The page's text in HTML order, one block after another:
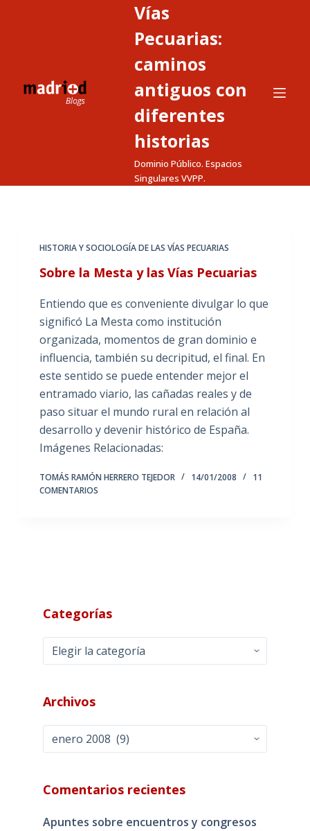
Vías
Pecuarias:
caminos
antiguos con
diferentes
historias
Dominio Público. Espacios
Singulares VVPP.
HISTORIA Y SOCIOLOGÍA DE LAS VÍAS PECUARIAS
Sobre la Mesta y las Vías Pecuarias
Entiendo que es conveniente divulgar lo que
significó La Mesta como institución
organizada, momentos de gran dominio e
influencia, también su decripitud, el final. En
este sentido se puede entender mejor el
entramado viario, las cañadas reales y de
paso situar el mundo rural en relación al
desarrollo y devenir histórico de España.
Imágenes Relacionadas:
TOMÁS RAMÓN HERRERO TEJEDOR 14/01/2008
11
COMENTARIOS
Categorías
Categorías
Archivos
Comentarios recientes
Apuntes sobre encuentros y congresos